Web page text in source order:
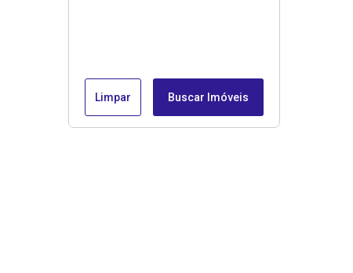
Limpar Buscar Imóveis